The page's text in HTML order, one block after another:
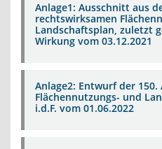
Anlage1: Ausschnitt aus
rechtswirksamen
Landschaftsplan, zuletzt
Wirkung vom 03.12.2021
Anlage2: Entwurf der 150.
Flächennutzungs- und
i.d.F. vom 01.06.2022